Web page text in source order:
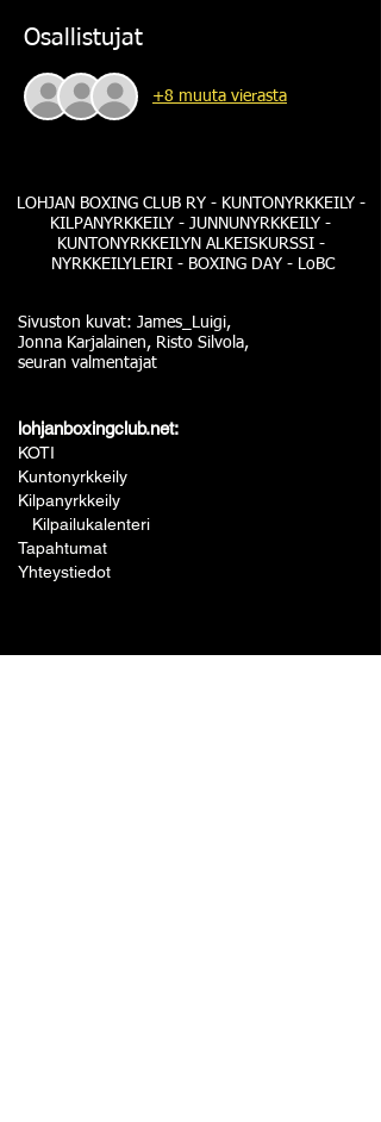
Osallistujat
+8 muuta vierasta
LOHJAN BOXING CLUB RY - KUNTONYRKKEILY -
KILPANYRKKEILY - JUNNUNYRKKEILY -
KUNTONYRKKEILYN ALKEISKURSSI -
NYRKKEILYLEIRI - BOXING DAY - LoBC
Sivuston kuvat: James_Luigi,
Jonna Karjalainen, Risto Silvola,
seuran valmentajat
lohjanboxingclub.net:
KOTI
Kuntonyrkkeily
Kilpanyrkkeily
Kilpailukalenteri
Tapahtumat
Yhteystiedot